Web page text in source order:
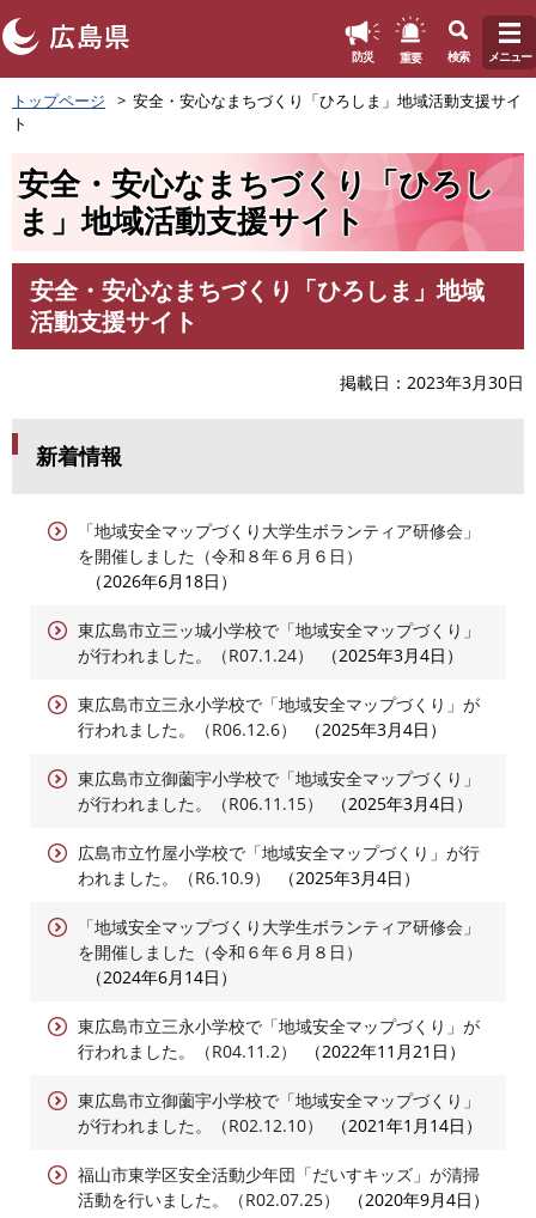
ペ
ー
す
防災 重要 検索 メニュー
トップページ
安全・安心なまちづくり「ひろしま」地域活動支援サイ
ト
安全・安心なまちづくり「ひろし
ま」地域活動支援サイト
安全・安心なまちづくり「ひろしま」地域
活動支援サイト
掲載日 2023年3月30日
新着情報
「地域安全マップづくり大学生ボランティア研修会」
を開催しました（令和８年６月６日）
2026年6月18日
東広島市立三ッ城小学校で「地域安全マップづくり」
が行われました。（R07.1.24）
2025年3月4日
東広島市立三永小学校で「地域安全マップづくり」が
行われました。（R06.12.6）
2025年3月4日
東広島市立御薗宇小学校で「地域安全マップづくり」
が行われました。（R06.11.15）
2025年3月4日
広島市立竹屋小学校で「地域安全マップづくり」が行
われました。（R6.10.9）
2025年3月4日
「地域安全マップづくり大学生ボランティア研修会」
を開催しました（令和６年６月８日）
2024年6月14日
東広島市立三永小学校で「地域安全マップづくり」が
行われました。（R04.11.2）
2022年11月21日
東広島市立御薗宇小学校で「地域安全マップづくり」
が行われました。（R02.12.10）
2021年1月14日
福山市東学区安全活動少年団「だいすキッズ」が清掃
活動を行いました。（R02.07.25）
2020年9月4日